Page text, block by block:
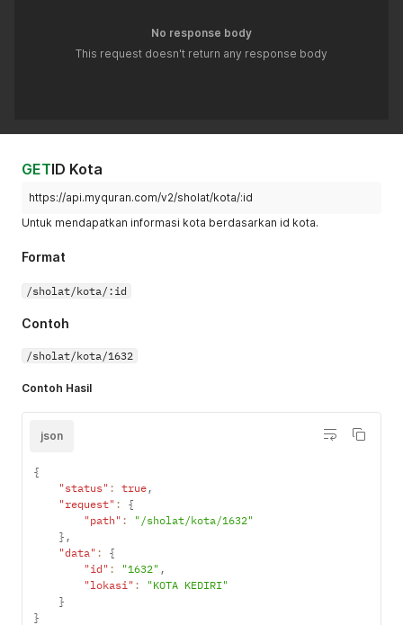
No response body
This request doesn't return any response body
GETID Kota
https://api.myquran.com/v2/sholat/kota/:id
Untuk mendapatkan informasi kota berdasarkan id kota.
Format
/sholat/kota/:id
Contoh
/sholat/kota/1632
Contoh Hasil
json
{
"status" : true,
"request" :
{
"path" :
"/sholat/kota/1632"
} ,
"data" :
{
"id" : "1632" ,
"lokasi" :
"KOTA KEDIRI"
}
}